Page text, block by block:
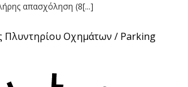
απασχόληση (8[...]
Πλυντηρίου Οχημάτων / Parking